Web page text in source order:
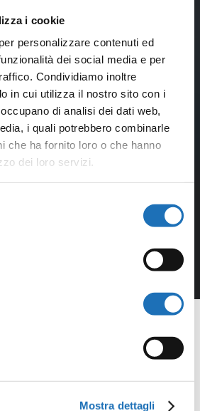
i cookie
personalizzare contenuti ed
dei social media e per
Condividiamo inoltre
in cui utilizza il nostro sito con i
di analisi dei dati web,
i quali potrebbero combinarle
che ha fornito loro o che hanno
dei loro servizi.
Mostra dettagli
della